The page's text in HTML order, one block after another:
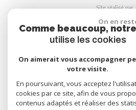
site réalisé par
© 2026 | Tous droits réservés |
Mentions légales
Martin Immobilier respecte le RGPD.
uniquement pour répondre à vos
Consultez notre politique de
On en
Comme beaucoup,
utilise les cookies
On aimerait vous accompagner
votre visite.
En poursuivant, vous acceptez
cookies par ce site, afin de vous
contenus adaptés et réaliser des